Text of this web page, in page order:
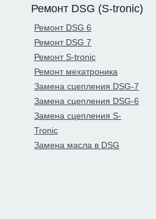
Ремонт DSG (S-tronic)
Ремонт DSG 6
Ремонт DSG 7
Ремонт S-tronic
Ремонт мехатроника
Замена сцепления DSG-7
Замена сцепления DSG-6
Замена сцепления S-
Tronic
Замена масла в DSG